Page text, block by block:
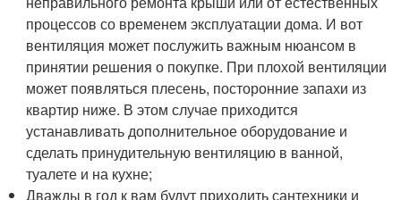
процессов со временем эксплуатации дома. И вот
вентиляция может послужить важным нюансом в
принятии решения о покупке. При плохой вентиляции
может появляться плесень, посторонние запахи из
квартир ниже. В этом случае приходится
устанавливать дополнительное оборудование и
сделать принудительную вентиляцию в ванной,
туалете и на кухне;
Дважды в год к вам будут приходить сантехники и